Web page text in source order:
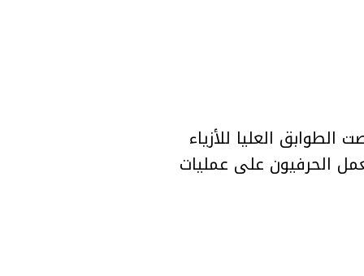
العليا للأزياء
الحرفيون على عمليات